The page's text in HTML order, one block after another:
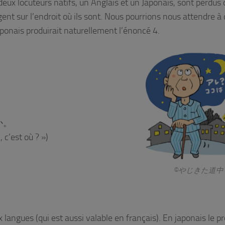
locuteurs natifs, un Anglais et un Japonais, sont perdus
sur l’endroit où ils sont. Nous pourrions nous attendre à
produirait naturellement l’énoncé 4.
©︎やじきた道中
c’est où ? »)
(qui est aussi valable en français). En japonais le